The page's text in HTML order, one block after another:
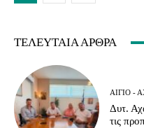
ΤΕΛΕΥΤΑΊΑ ΆΡΘΡΑ
ΑΊΓΙΟ -
Δυτ.
τις